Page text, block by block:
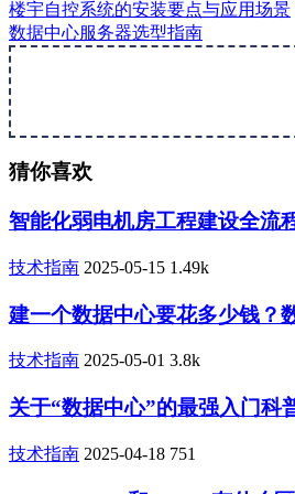
楼宇自控系统的安装要点与应用场景
数据中心服务器选型指南
猜你喜欢
智能化弱电机房工程建设全流
技术指南 2025-05-15 1.49k
建一个数据中心要花多少钱？
技术指南 2025-05-01 3.8k
关于“数据中心”的最强入门科
技术指南 2025-04-18 751